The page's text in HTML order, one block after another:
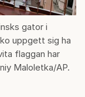
gator i
uppgett sig ha
flaggan har
Maloletka/AP.